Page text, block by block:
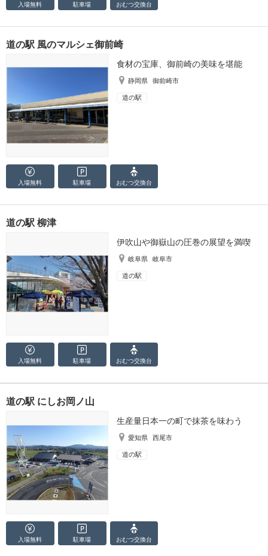
入場無料 駐車場 おむつ交換台
道の駅 風のマルシェ御前崎
食材の宝庫、御前崎の美味を堪能
静岡県 御前崎市
道の駅
入場無料 駐車場 おむつ交換台
道の駅 柳津
伊吹山や御嶽山の圧巻の展望を満喫
岐阜県 岐阜市
道の駅
入場無料 駐車場 おむつ交換台
道の駅 にしお岡ノ山
生産量日本一の町で抹茶を味わう
愛知県 西尾市
道の駅
入場無料 駐車場 おむつ交換台